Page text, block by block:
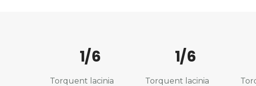
1/6
Torquent lacinia
1/6
Torquent lacinia